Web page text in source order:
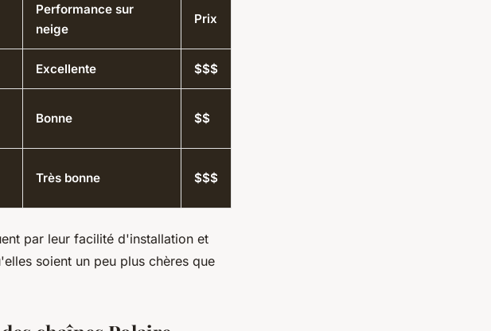
Performance sur
neige
Prix
Excellente $$$
Bonne $$
Très bonne $$$
par leur facilité d'installation et
soient un peu plus chères que